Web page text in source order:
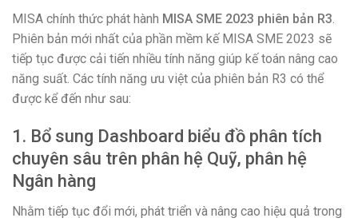
MISA chính thức phát hành MISA SME 2023 phiên bản R3.
Phiên bản mới nhất của phần mềm kế MISA SME 2023 sẽ
tiếp tục được cải tiến nhiều tính năng giúp kế toán nâng cao
năng suất. Các tính năng ưu việt của phiên bản R3 có thể
được kể đến như sau:
1. Bổ sung Dashboard biểu đồ phân tích
chuyên sâu trên phân hệ Quỹ, phân hệ
Ngân hàng
Nhằm tiếp tục đổi mới, phát triển và nâng cao hiệu quả trong